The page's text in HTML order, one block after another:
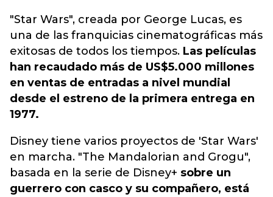
"Star Wars", creada por George Lucas, es
una de las franquicias cinematográficas más
exitosas de todos los tiempos. Las películas
han recaudado más de US$5.000 millones
en ventas de entradas a nivel mundial
desde el estreno de la primera entrega en
1977.
Disney tiene varios proyectos de 'Star Wars'
en marcha. "The Mandalorian and Grogu",
basada en la serie de Disney+ sobre un
guerrero con casco y su compañero, está